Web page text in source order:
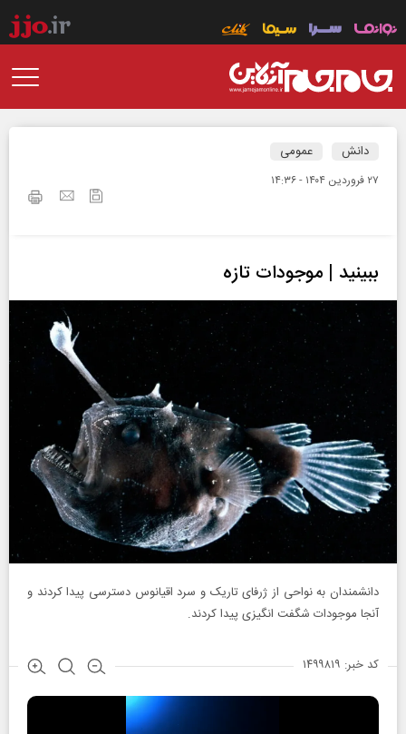
دانش عمومی
۲۷ فروردين ۱۴۰۴ - ۱۴:۳۶
ببینید | موجودات تازه
دانشمندان به نواحی از ژرفای تاریک و سرد اقیانوس دسترسی پیدا کردند و
آنجا موجودات شگفت انگیزی پیدا کردند.
کد خبر: ۱۴۹۹۸۱۹